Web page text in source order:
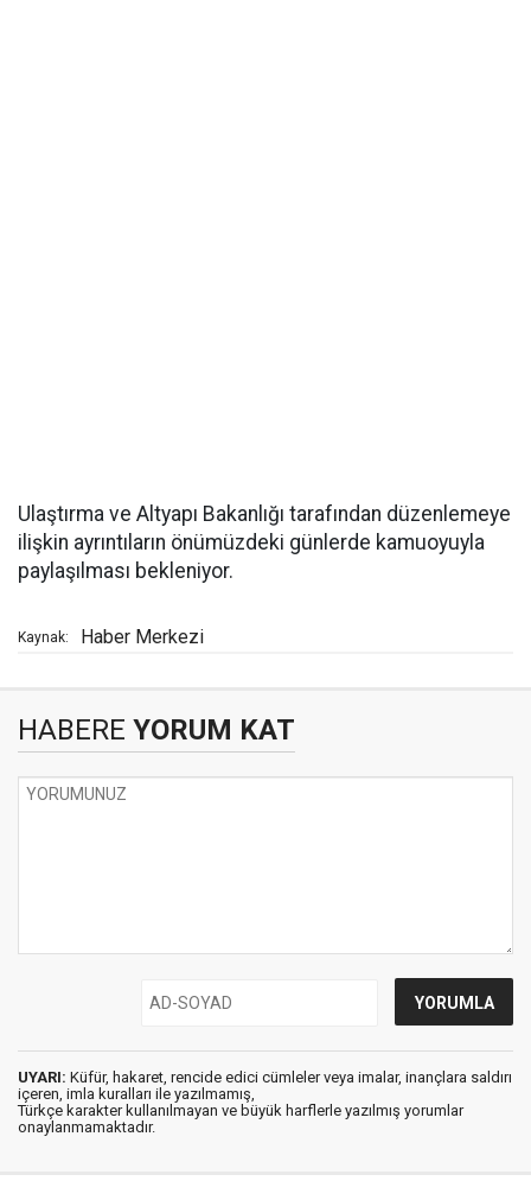
Ulaştırma ve Altyapı Bakanlığı tarafından düzenlemeye
ilişkin ayrıntıların önümüzdeki günlerde kamuoyuyla
paylaşılması bekleniyor.
Kaynak: Haber Merkezi
HABERE YORUM KAT
UYARI: Küfür, hakaret, rencide edici cümleler veya imalar, inançlara saldırı
içeren, imla kuralları ile yazılmamış,
Türkçe karakter kullanılmayan ve büyük harflerle yazılmış yorumlar
onaylanmamaktadır.